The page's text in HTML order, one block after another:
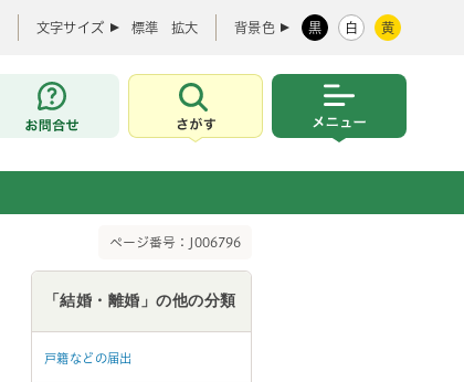
文字サイズ 標準 拡大 背景色 黒 白 黄
お問合せ
さがす
ページ番号：J006796
「結婚・離婚」の他の分類
戸籍などの届出